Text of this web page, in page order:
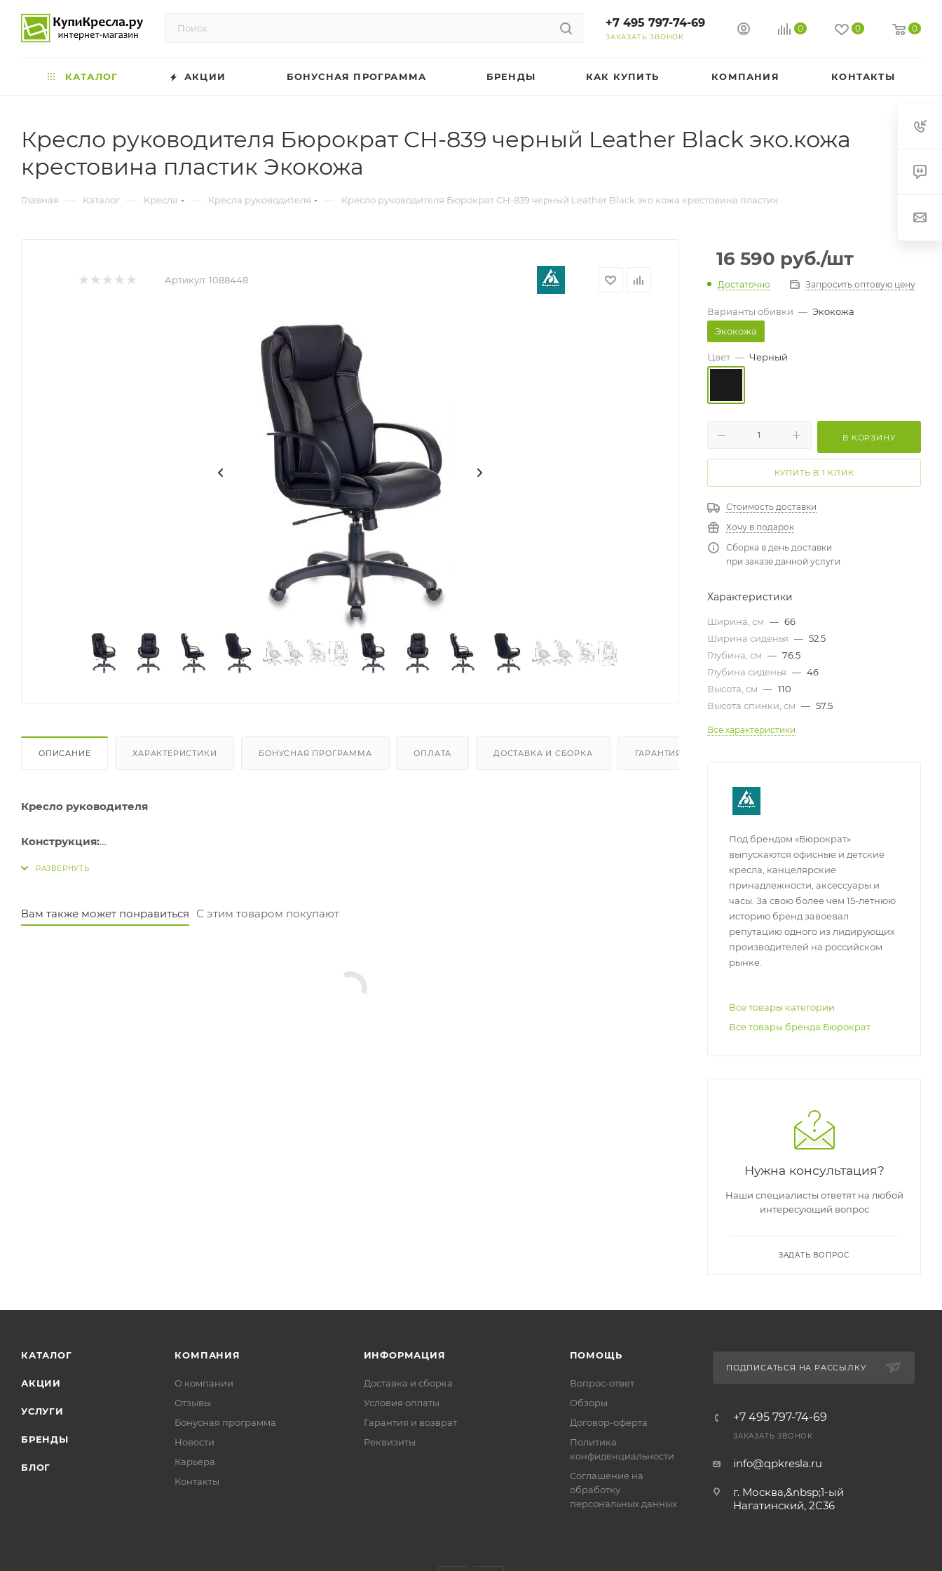
+7 495 797-74-69
ЗАКАЗАТЬ ЗВОНОК
0 0 0
КАТАЛОГ АКЦИИ БОНУСНАЯ ПРОГРАММА БРЕНДЫ КАК КУПИТЬ КОМПАНИЯ КОНТАКТЫ
Кресло руководителя Бюрократ CH-839 черный Leather Black эко.кожа
крестовина пластик Экокожа
Главная — Каталог — Кресла — Кресла руководителя — Кресло руководителя Бюрократ CH-839 черный Leather Black эко.кожа крестовина пластик
Артикул: 1088448
ОПИСАНИЕ ХАРАКТЕРИСТИКИ БОНУСНАЯ ПРОГРАММА ОПЛАТА ДОСТАВКА И СБОРКА ГАРАНТИЯ И ВОЗВРАТ
Кресло руководителя
Конструкция:
Подлокотники пластиковые
Ограничение по весу: 120 кг
Вам также может понравиться С этим товаром покупают
16 590 руб./шт
Достаточно Запросить оптовую цену
Варианты обивки — Экокожа
Экокожа
Цвет — Черный
В КОРЗИНУ
КУПИТЬ В 1 КЛИК
Стоимость доставки
Хочу в подарок
Сборка в день доставки
при заказе данной услуги
Характеристики
Ширина, см — 66
Ширина сиденья — 52.5
Глубина, см — 76.5
Глубина сиденья — 46
Высота, см — 110
Высота спинки, см — 57.5
Все характеристики
Под брендом «Бюрократ»
выпускаются офисные и детские
кресла, канцелярские
принадлежности, аксессуары и
часы. За свою более чем 15-летнюю
историю бренд завоевал
репутацию одного из лидирующих
производителей на российском
рынке.
Все товары категории
Все товары бренда Бюрократ
Нужна консультация?
Наши специалисты ответят на любой
интересующий вопрос
ЗАДАТЬ ВОПРОС
КАТАЛОГ
АКЦИИ
УСЛУГИ
БРЕНДЫ
БЛОГ
КОМПАНИЯ
О компании
Отзывы
Бонусная программа
Новости
Карьера
Контакты
ИНФОРМАЦИЯ
Доставка и сборка
Условия оплаты
Гарантия и возврат
Реквизиты
ПОМОЩЬ
Вопрос-ответ
Обзоры
Договор-оферта
Политика
конфиденциальности
Соглашение на
обработку
персональных данных
ПОДПИСАТЬСЯ НА РАССЫЛКУ
+7 495 797-74-69
ЗАКАЗАТЬ ЗВОНОК
info@qpkresla.ru
г. Москва,&nbsp;1-ый
Нагатинский, 2C36